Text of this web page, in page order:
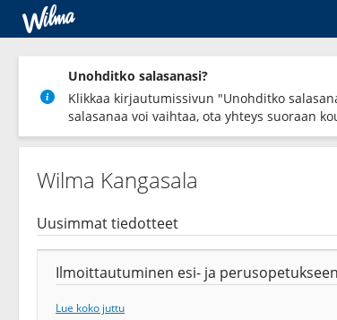
Unohditko salasanasi?
Klikkaa kirjautumissivun "Unohditko
salasanaa voi vaihtaa, ota yhteys suoraan
Wilma Kangasala
Uusimmat tiedotteet
Ilmoittautuminen esi- ja
Lue koko juttu